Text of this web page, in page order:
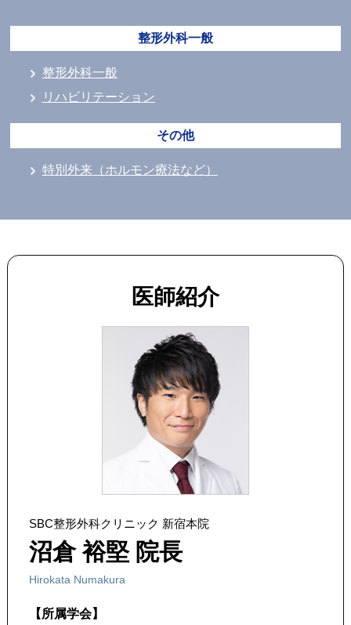
整形外科一般
整形外科一般
リハビリテーション
その他
特別外来（ホルモン療法など）
医師紹介
SBC整形外科クリニック 新宿本院
沼倉 裕堅 院長
Hirokata Numakura
【所属学会】